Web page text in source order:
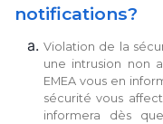
notifications?
Violation de la
une intrusion non
EMEA vous en
sécurité vous
informera dès